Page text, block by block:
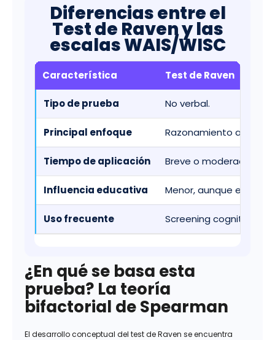
Diferencias entre el
Test de Raven y las
escalas WAIS/WISC
Característica Test de Raven
Tipo de prueba No verbal.
Principal enfoque Razonamiento
Tiempo de aplicación Breve o moderado.
Influencia educativa Menor, aunque
Uso frecuente Screening cognitivo.
¿En qué se basa esta
prueba? La teoría
bifactorial de Spearman
El desarrollo conceptual del test de Raven se encuentra